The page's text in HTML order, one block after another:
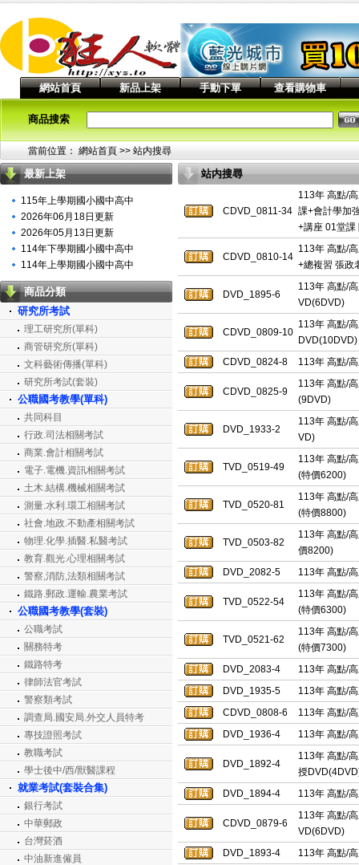
網站首頁 新品上架 手動下單 查看購物車
商品搜索
當前位置： 網站首頁 >> 站内搜尋
最新上架
115年上學期國小國中高中
2026年06月18日更新
2026年05月13日更新
114年下學期國小國中高中
114年上學期國小國中高中
商品分類
研究所考試
理工研究所(單科)
商管研究所(單科)
文科藝術傳播(單科)
研究所考試(套裝)
公職國考教學(單科)
共同科目
行政.司法相關考試
商業.會計相關考試
電子.電機.資訊相關考試
土木.結構.機械相關考試
測量.水利.環工相關考試
社會.地政.不動產相關考試
物理.化學.插醫.私醫考試
教育.觀光.心理相關考試
警察,消防,法類相關考試
鐵路.郵政.運輸.農業考試
公職國考教學(套裝)
公職考試
關務特考
鐵路特考
律師法官考試
警察類考試
調查局.國安局.外交人員特考
專技證照考試
教職考試
學士後中/西/獸醫課程
就業考試(套裝合集)
銀行考試
中華郵政
台灣菸酒
中油新進僱員
站内搜尋
CDVD_0811-34
113年 高點/
課+會計學加
+講座 01堂課
CDVD_0810-14
113年 高點/
+總複習 張政
DVD_1895-6
113年 高點/
VD(6DVD)
CDVD_0809-10
113年 高點/
DVD(10DVD)
CDVD_0824-8
113年 高點/
CDVD_0825-9
113年 高點/
(9DVD)
DVD_1933-2
113年 高點/
VD)
TVD_0519-49
113年 高點/
(特價6200)
TVD_0520-81
113年 高點/
(特價8800)
TVD_0503-82
113年 高點/
價8200)
DVD_2082-5
113年 高點/
TVD_0522-54
113年 高點/
(特價6300)
TVD_0521-62
113年 高點/
(特價7300)
DVD_2083-4
113年 高點/
DVD_1935-5
113年 高點/
CDVD_0808-6
113年 高點/
DVD_1936-4
113年 高點/
DVD_1892-4
113年 高點/
授
DVD_1894-4
113年 高點/
CDVD_0879-6
113年 高點/
VD(6DVD)
DVD_1893-4
113年 高點/